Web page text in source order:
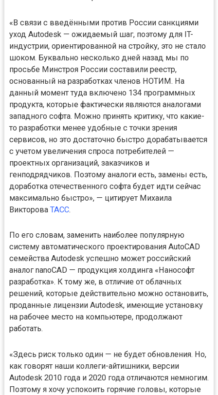
«В связи с введёнными против России санкциями
уход Autodesk — ожидаемый шаг, поэтому для IT-
индустрии, ориентированной на стройку, это не стало
шоком. Буквально несколько дней назад мы по
просьбе Минстроя России составили реестр,
основанный на разработках членов НОТИМ. На
данный момент туда включено 134 программных
продукта, которые фактически являются аналогами
западного софта. Можно принять критику, что какие-
то разработки менее удобные с точки зрения
сервисов, но это достаточно быстро дорабатывается
с учетом увеличения спроса потребителей —
проектных организаций, заказчиков и
генподрядчиков. Поэтому аналоги есть, замены есть,
доработка отечественного софта будет идти сейчас
максимально быстро», — цитирует Михаила
Викторова ТАСС.
По его словам, заменить наиболее популярную
систему автоматического проектирования AutoCAD
семейства Autodesk успешно может российский
аналог nanoCAD — продукция холдинга «Нанософт
разработка». К тому же, в отличие от облачных
решений, которые действительно можно остановить,
проданные лицензии Autodesk, имеющие установку
на рабочее место на компьютере, продолжают
работать.
«Здесь риск только один — не будет обновления. Но,
как говорят наши коллеги-айтишники, версии
Autodesk 2010 года и 2020 года отличаются немногим.
Поэтому я хочу успокоить горячие головы, которые